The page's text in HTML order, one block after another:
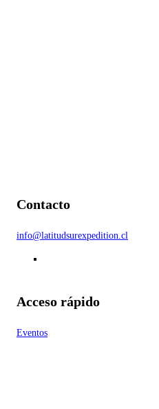
Contacto
info@latitudsurexpedition.cl
Acceso rápido
Eventos